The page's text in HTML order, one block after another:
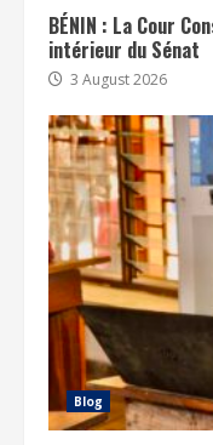
BÉNIN : La Cour
intérieur du Sénat
3 August 2026
Blog